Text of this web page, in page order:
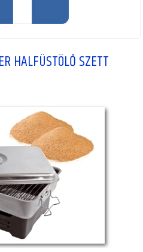
HALFÜSTÖLŐ SZETT